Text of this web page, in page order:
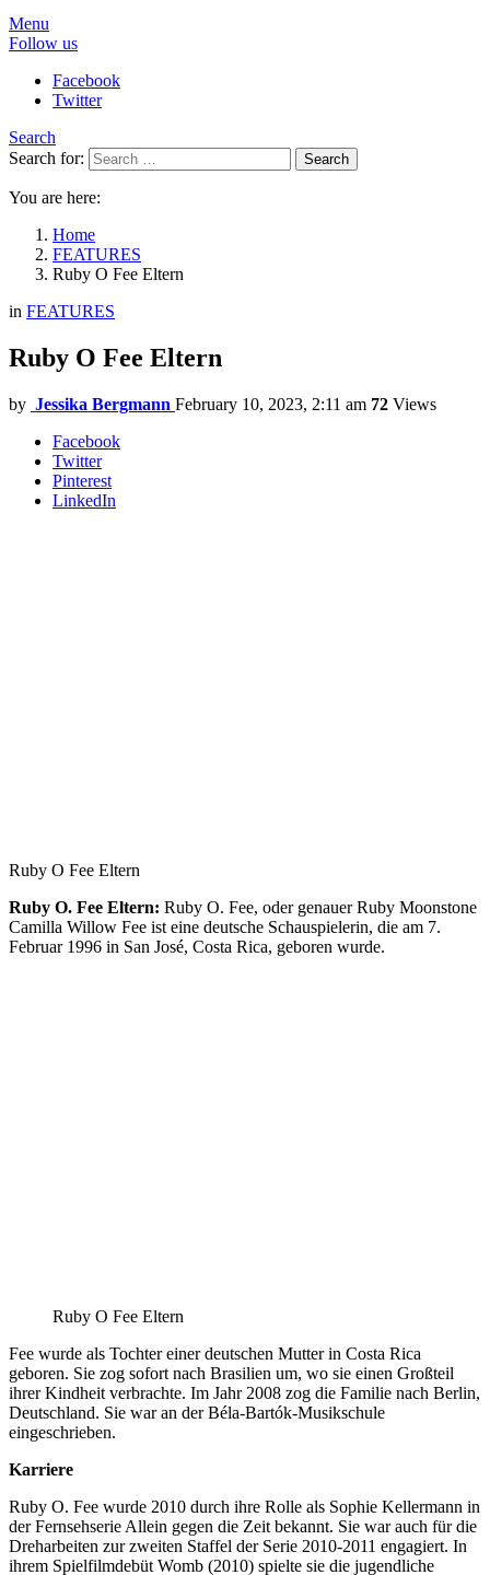
Menu
Follow us
Facebook
Twitter
Search
Search for:
Search
You are here:
Home
FEATURES
Ruby O Fee Eltern
in FEATURES
Ruby O Fee Eltern
by Jessika Bergmann February 10, 2023, 2:11 am 72 Views
Facebook
Twitter
Pinterest
LinkedIn
Ruby O Fee Eltern
Ruby O. Fee Eltern: Ruby O. Fee, oder genauer Ruby Moonstone
Camilla Willow Fee ist eine deutsche Schauspielerin, die am 7.
Februar 1996 in San José, Costa Rica, geboren wurde.
Ruby O Fee Eltern
Fee wurde als Tochter einer deutschen Mutter in Costa Rica
geboren. Sie zog sofort nach Brasilien um, wo sie einen Großteil
ihrer Kindheit verbrachte. Im Jahr 2008 zog die Familie nach Berlin,
Deutschland. Sie war an der Béla-Bartók-Musikschule
eingeschrieben.
Karriere
Ruby O. Fee wurde 2010 durch ihre Rolle als Sophie Kellermann in
der Fernsehserie Allein gegen die Zeit bekannt. Sie war auch für die
Dreharbeiten zur zweiten Staffel der Serie 2010-2011 engagiert. In
ihrem Spielfilmdebüt Womb (2010) spielte sie die jugendliche